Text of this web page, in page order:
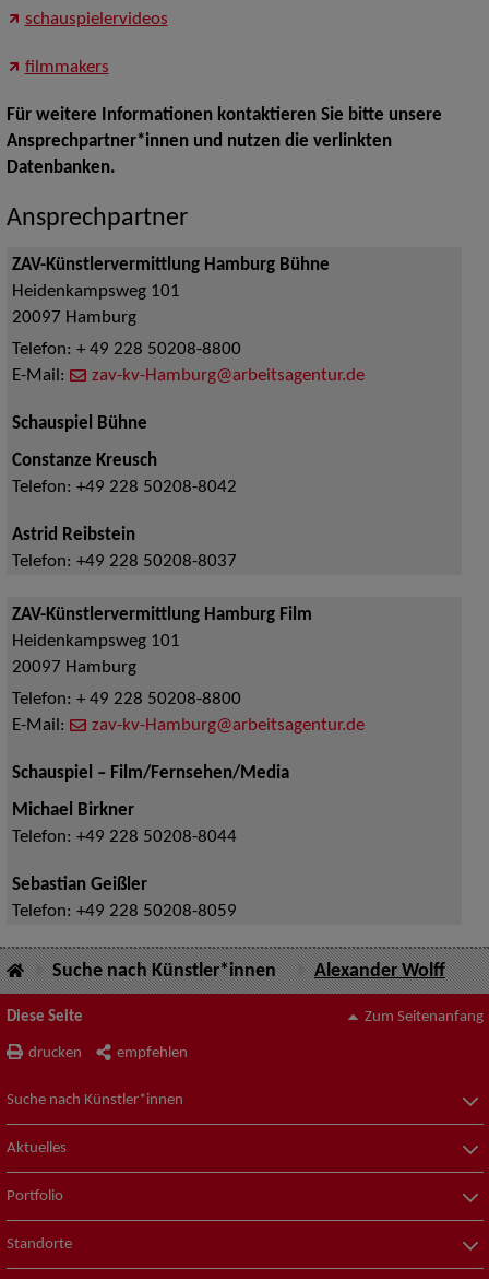
schauspielervideos
filmmakers
Für weitere Informationen kontaktieren Sie bitte unsere
Ansprechpartner*innen und nutzen die verlinkten
Datenbanken.
Ansprechpartner
ZAV-Künstlervermittlung Hamburg Bühne
Heidenkampsweg 101
20097 Hamburg
Telefon: + 49 228 50208-8800
E-Mail:
zav-kv-Hamburg@arbeitsagentur.de
Schauspiel Bühne
Constanze Kreusch
Telefon: +49 228 50208-8042
Astrid Reibstein
Telefon: +49 228 50208-8037
ZAV-Künstlervermittlung Hamburg Film
Heidenkampsweg 101
20097 Hamburg
Telefon: + 49 228 50208-8800
E-Mail:
zav-kv-Hamburg@arbeitsagentur.de
Schauspiel – Film/Fernsehen/Media
Michael Birkner
Telefon: +49 228 50208-8044
Sebastian Geißler
Telefon: +49 228 50208-8059
Suche nach Künstler*innen Alexander Wolff
Diese Seite
drucken empfehlen
Zum Seitenanfang
Suche nach Künstler*innen
Aktuelles
Portfolio
Standorte